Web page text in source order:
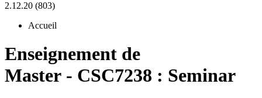
2.12.20 (803)
Accueil
Enseignement de
Master - CSC7238 : Seminar